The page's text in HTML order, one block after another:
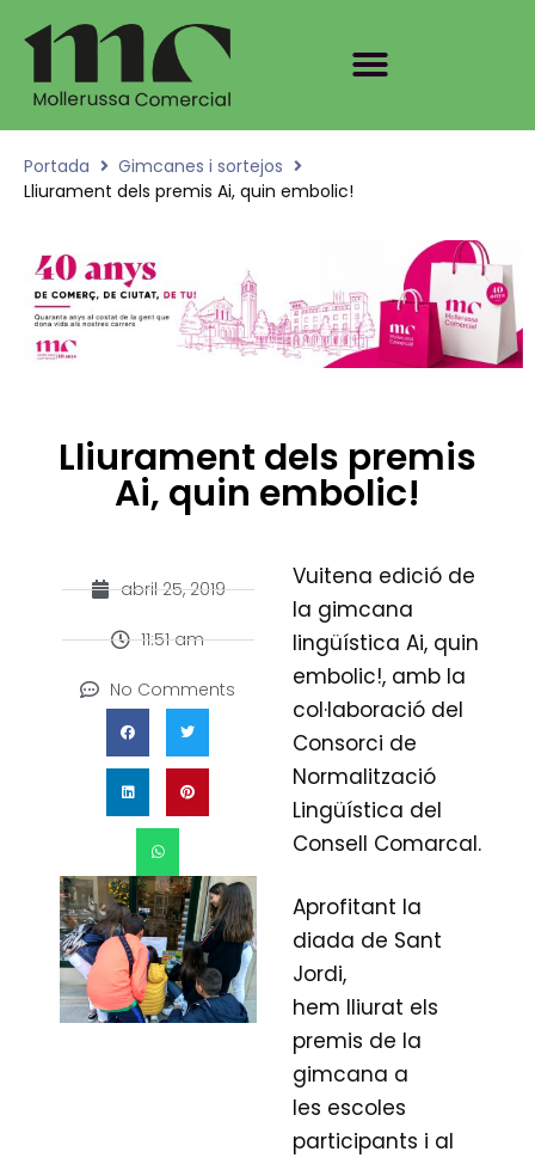
Portada
Gimcanes i sortejos
Lliurament dels premis Ai, quin embolic!
Lliurament dels premis
Ai, quin embolic!
abril 25, 2019
11:51 am
No Comments
Vuitena edició de
la gimcana
lingüística Ai, quin
embolic!, amb la
col·laboració del
Consorci de
Normalització
Lingüística del
Consell Comarcal.
Aprofitant la
diada de Sant
Jordi,
hem lliurat els
premis de la
gimcana a
les escoles
participants i al